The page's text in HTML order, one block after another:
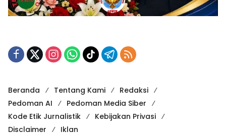
Beranda Tentang Kami
Redaksi
Pedoman AI
Pedoman Media Siber
Kode Etik Jurnalistik
Kebijakan Privasi
Disclaimer
Iklan